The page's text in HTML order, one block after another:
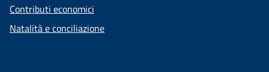
Contributi economici
Natalità e conciliazione